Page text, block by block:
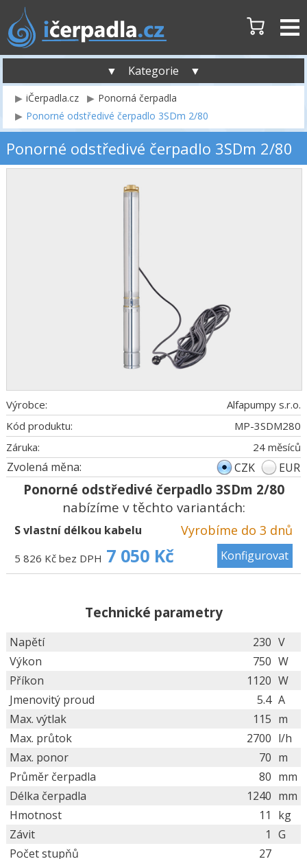
▼ Kategorie ▼
iČerpadla.cz
Ponorná čerpadla
Ponorné odstředivé čerpadlo 3SDm 2/80
Ponorné odstředivé čerpadlo 3SDm 2/80
Výrobce:
Alfapumpy s.r.o.
Kód produktu:
MP-3SDM280
Záruka:
24 měsíců
Zvolená měna: CZK EUR
Ponorné odstředivé čerpadlo 3SDm 2/80
nabízíme v těchto variantách:
S vlastní délkou kabelu Vyrobíme do 3 dnů
5 826 Kč bez DPH 7 050 Kč Konfigurovat
Technické parametry
Napětí 230 V
Výkon
750 W
Příkon
1120 W
Jmenovitý proud
5.4 A
Max. výtlak
115 m
Max. průtok
2700 l/h
Max. ponor
70 m
Průměr čerpadla
80 mm
Délka čerpadla
1240 mm
Hmotnost
11
kg
Závit
1 G
Počet stupňů
27